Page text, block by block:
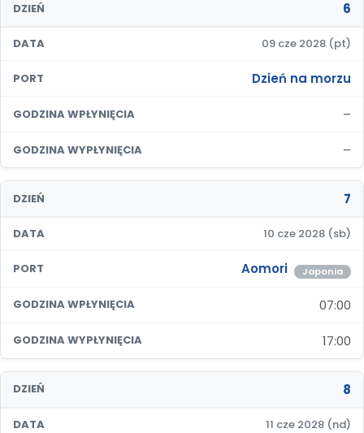
DZIEŃ 6
DATA 09 cze 2028 (pt)
PORT Dzień na morzu
GODZINA WPŁYNIĘCIA –
GODZINA WYPŁYNIĘCIA –
DZIEŃ 7
DATA 10 cze 2028 (sb)
PORT Aomori Japonia
GODZINA WPŁYNIĘCIA 07:00
GODZINA WYPŁYNIĘCIA 17:00
DZIEŃ 8
DATA 11 cze 2028 (nd)